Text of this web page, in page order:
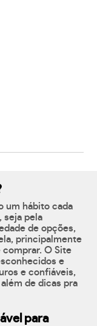
um hábito cada
seja pela
de opções,
principalmente
O Site
e
e confiáveis,
de dicas pra
para